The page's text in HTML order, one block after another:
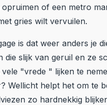
of een metro
gries wilt vervuilen.
is dat weer anders je
die slijk van geruil en ze
"vrede " lijken te
Wellicht helpt het om te
zo hardnekkig